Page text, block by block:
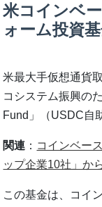
米コインベ
ォーム投資
米最大手仮想通貨
コシステム振興の
Fund」（USDC自
関連 ： コインベー
ップ企業10社」か
この基金は、コイ